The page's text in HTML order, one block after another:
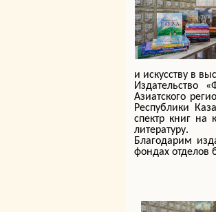
и искусству в
Издательство
Азиатского
Республики
спектр книг на
литературу.
Благодарим
фондах отделов